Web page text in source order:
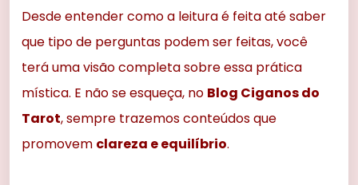
Desde entender como a leitura é feita até saber
que tipo de perguntas podem ser feitas, você
terá uma visão completa sobre essa prática
mística. E não se esqueça, no Blog Ciganos do
Tarot, sempre trazemos conteúdos que
promovem clareza e equilíbrio.